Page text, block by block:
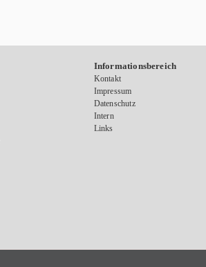
Informationsbereich
Kontakt
Impressum
Datenschutz
Intern
Links